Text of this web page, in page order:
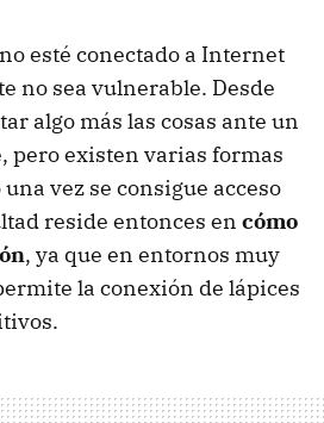
esté conectado a Internet
no sea vulnerable. Desde
algo más las cosas ante un
pero existen varias formas
vez se consigue acceso
reside entonces en cómo
, ya que en entornos muy
la conexión de lápices